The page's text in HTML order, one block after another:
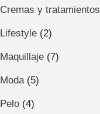
Cremas y tratamientos
Lifestyle (2)
Maquillaje (7)
Moda(5)
Pelo (4)